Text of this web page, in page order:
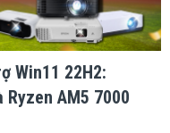
Win11 22H2:
AM5 7000